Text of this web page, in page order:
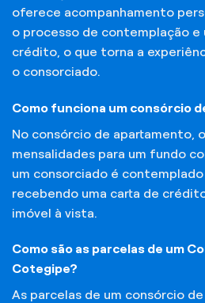
oferece acompanhamento
o processo de contemplação e
crédito, o que torna a
o consorciado.
Como funciona um consórcio
No consórcio de apartamento,
mensalidades para um fundo
um consorciado é contemplado
recebendo uma carta de
imóvel à vista.
Como são as parcelas de um
Cotegipe?
As parcelas de um consórcio